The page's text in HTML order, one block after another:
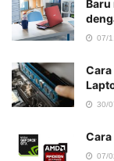
Baru
07/
Cara
30/
Cara
07/